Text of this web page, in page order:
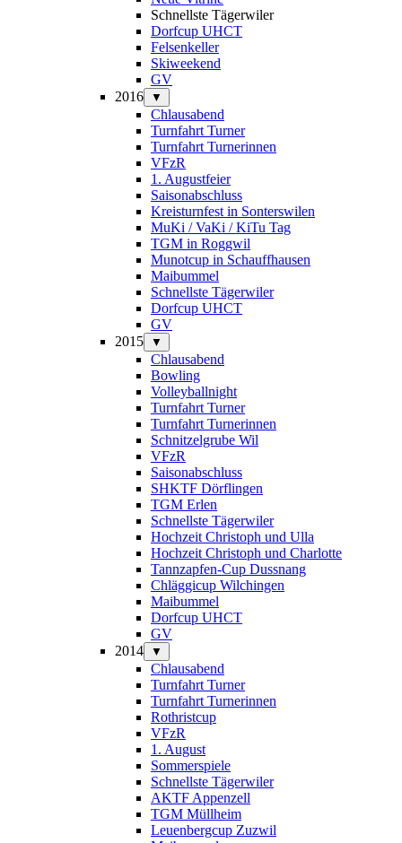
Schnellste Tägerwiler
Dorfcup UHCT
Felsenkeller
Skiweekend
GV
2016
▼
Chlausabend
Turnfahrt Turner
Turnfahrt Turnerinnen
VFzR
1. Augustfeier
Saisonabschluss
Kreisturnfest in Sonterswilen
MuKi / VaKi / KiTu Tag
TGM in Roggwil
Munotcup in Schauffhausen
Maibummel
Schnellste Tägerwiler
Dorfcup UHCT
GV
2015
▼
Chlausabend
Bowling
Volleyballnight
Turnfahrt Turner
Turnfahrt Turnerinnen
Schnitzelgrube Wil
VFzR
Saisonabschluss
SHKTF Dörflingen
TGM Erlen
Schnellste Tägerwiler
Hochzeit Christoph und Ulla
Hochzeit Christoph und Charlotte
Tannzapfen-Cup Dussnang
Chläggicup Wilchingen
Maibummel
Dorfcup UHCT
GV
2014
▼
Chlausabend
Turnfahrt Turner
Turnfahrt Turnerinnen
Rothristcup
VFzR
1. August
Sommerspiele
Schnellste Tägerwiler
AKTF Appenzell
TGM Müllheim
Leuenbergcup Zuzwil